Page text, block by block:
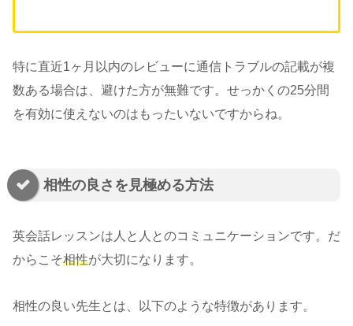
特に直近1ヶ月以内のレビューに通信トラブルの記載が複
数ある場合は、避けた方が無難です。せっかくの25分間
を有効に使えないのはもったいないですからね。
相性の良さを見極める方法
英会話レッスンは人と人とのコミュニケーションです。だ
からこそ相性が大切になります。
相性の良い先生とは、以下のような特徴があります。